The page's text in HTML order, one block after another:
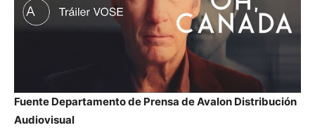
Fuente Departamento de Prensa de Avalon Distribución
Audiovisual